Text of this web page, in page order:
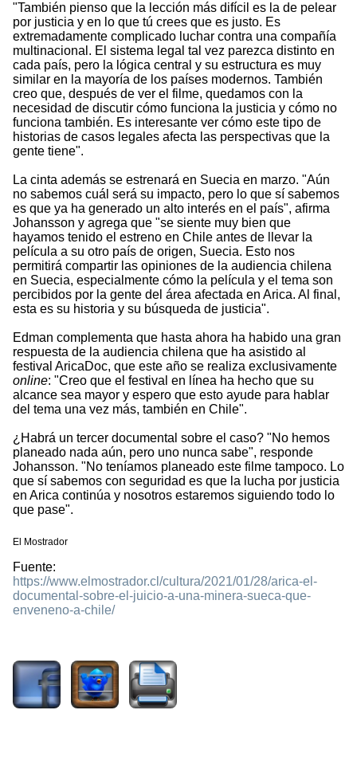
"También pienso que la lección más difícil es la de pelear
por justicia y en lo que tú crees que es justo. Es
extremadamente complicado luchar contra una compañía
multinacional. El sistema legal tal vez parezca distinto en
cada país, pero la lógica central y su estructura es muy
similar en la mayoría de los países modernos. También
creo que, después de ver el filme, quedamos con la
necesidad de discutir cómo funciona la justicia y cómo no
funciona también. Es interesante ver cómo este tipo de
historias de casos legales afecta las perspectivas que la
gente tiene".
La cinta además se estrenará en Suecia en marzo. "Aún
no sabemos cuál será su impacto, pero lo que sí sabemos
es que ya ha generado un alto interés en el país", afirma
Johansson y agrega que "se siente muy bien que
hayamos tenido el estreno en Chile antes de llevar la
película a su otro país de origen, Suecia. Esto nos
permitirá compartir las opiniones de la audiencia chilena
en Suecia, especialmente cómo la película y el tema son
percibidos por la gente del área afectada en Arica. Al final,
esta es su historia y su búsqueda de justicia".
Edman complementa que hasta ahora ha habido una gran
respuesta de la audiencia chilena que ha asistido al
festival AricaDoc, que este año se realiza exclusivamente
online: "Creo que el festival en línea ha hecho que su
alcance sea mayor y espero que esto ayude para hablar
del tema una vez más, también en Chile".
¿Habrá un tercer documental sobre el caso? "No hemos
planeado nada aún, pero uno nunca sabe", responde
Johansson. "No teníamos planeado este filme tampoco. Lo
que sí sabemos con seguridad es que la lucha por justicia
en Arica continúa y nosotros estaremos siguiendo todo lo
que pase".
El Mostrador
Fuente:
https://www.elmostrador.cl/cultura/2021/01/28/arica-el-
documental-sobre-el-juicio-a-una-minera-sueca-que-
enveneno-a-chile/